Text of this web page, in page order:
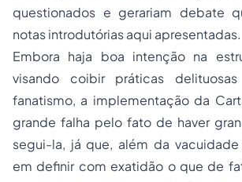
questionados e gerariam debate
notas introdutórias aqui apresentadas.
Embora haja boa intenção na
visando coibir práticas
fanatismo, a implementação da
grande falha pelo fato de haver
segui-la, já que, além da
em definir com exatidão o que de